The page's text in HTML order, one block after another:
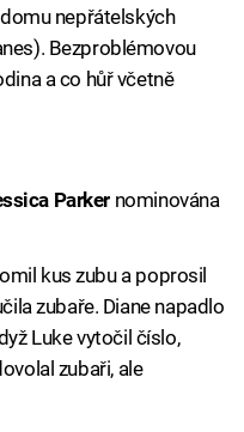
nepřátelských
Bezproblémovou
a co hůř včetně
Parker nominována
kus zubu a poprosil
zubaře. Diane napadlo
Luke vytočil číslo,
zubaři, ale